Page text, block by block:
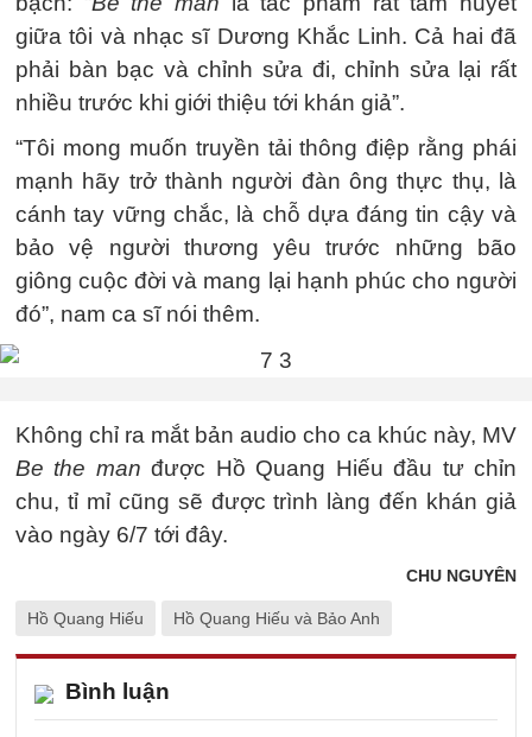
giữa tôi và nhạc sĩ Dương Khắc Linh. Cả hai đã
phải bàn bạc và chỉnh sửa đi, chỉnh sửa lại rất
nhiều trước khi giới thiệu tới khán giả”.
“Tôi mong muốn truyền tải thông điệp rằng phái
mạnh hãy trở thành người đàn ông thực thụ, là
cánh tay vững chắc, là chỗ dựa đáng tin cậy và
bảo vệ người thương yêu trước những bão
giông cuộc đời và mang lại hạnh phúc cho người
đó”, nam ca sĩ nói thêm.
Không chỉ ra mắt bản audio cho ca khúc này, MV
Be the man được Hồ Quang Hiếu đầu tư chỉn
chu, tỉ mỉ cũng sẽ được trình làng đến khán giả
vào ngày 6/7 tới đây.
CHU NGUYÊN
Hồ Quang Hiếu Hồ Quang Hiếu và Bảo Anh
Bình luận